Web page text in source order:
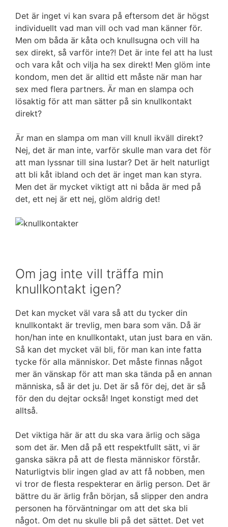
Det är inget vi kan svara på eftersom det är högst
individuellt vad man vill och vad man känner för.
Men om båda är kåta och knullsugna och vill ha
sex direkt, så varför inte?! Det är inte fel att ha lust
och vara kåt och vilja ha sex direkt! Men glöm inte
kondom, men det är alltid ett måste när man har
sex med flera partners. Är man en slampa och
lösaktig för att man sätter på sin knullkontakt
direkt?
Är man en slampa om man vill knull ikväll direkt?
Nej, det är man inte, varför skulle man vara det för
att man lyssnar till sina lustar? Det är helt naturligt
att bli kåt ibland och det är inget man kan styra.
Men det är mycket viktigt att ni båda är med på
det, ett nej är ett nej, glöm aldrig det!
Om jag inte vill träffa min
knullkontakt igen?
Det kan mycket väl vara så att du tycker din
knullkontakt är trevlig, men bara som vän. Då är
hon/han inte en knullkontakt, utan just bara en vän.
Så kan det mycket väl bli, för man kan inte fatta
tycke för alla människor. Det måste finnas något
mer än vänskap för att man ska tända på en annan
människa, så är det ju. Det är så för dej, det är så
för den du dejtar också! Inget konstigt med det
alltså.
Det viktiga här är att du ska vara ärlig och säga
som det är. Men då på ett respektfullt sätt, vi är
ganska säkra på att de flesta människor förstår.
Naturligtvis blir ingen glad av att få nobben, men
vi tror de flesta respekterar en ärlig person. Det är
bättre du är ärlig från början, så slipper den andra
personen ha förväntningar om att det ska bli
något. Om det nu skulle bli på det sättet. Det vet